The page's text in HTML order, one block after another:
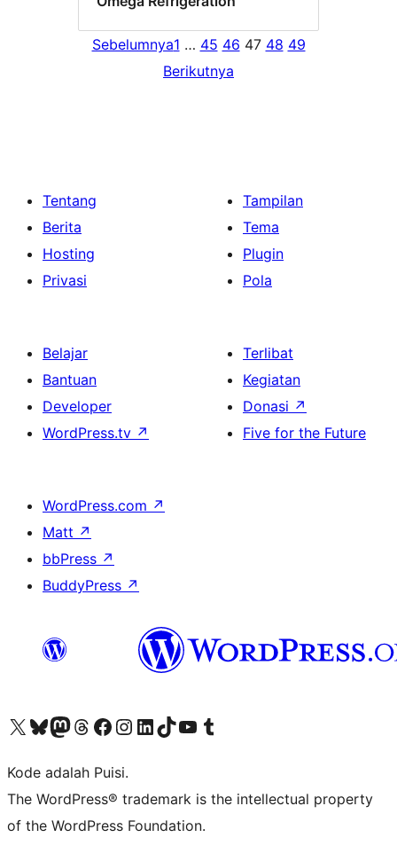
Sebelumnya1 … 45 46 47 48 49
Berikutnya
Tentang
Berita
Hosting
Privasi
Tampilan
Tema
Plugin
Pola
Belajar
Bantuan
Developer
WordPress.tv ↗
Terlibat
Kegiatan
Donasi ↗
Five for the Future
WordPress.com ↗
Matt ↗
bbPress ↗
BuddyPress ↗
Kunjungi akun X (sebelumnya Twitter) kamiVisit our Bluesky account
Kunjungi akun Mastodon kami
Visit our Threads account
Kunjungi halaman Facebook kamiKunjungi akun Instagram kamiKunjungi akun LinkedIn kami
Visit our TikTok account
Kunjungi channel YouTube kamiVisit our Tumblr account
Kode adalah Puisi.
The WordPress® trademark is the intellectual property
of the WordPress Foundation.